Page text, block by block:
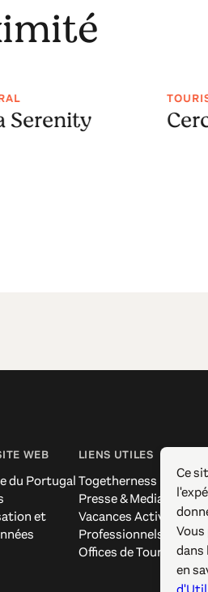
Serenity
WEB
du Portugal
et
LIENS UTILES
Togetherness
Presse & Media
Vacances Actives
Professionnels
Offices de Tourisme
Ce
dans
en